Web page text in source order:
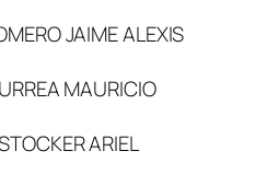
JAIME ALEXIS
MAURICIO
ARIEL